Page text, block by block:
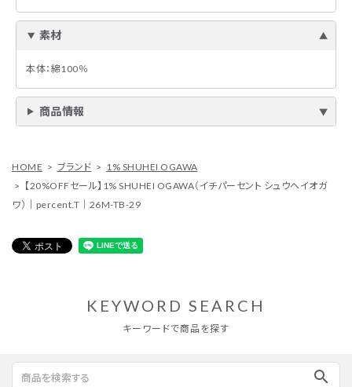
素材
本体：綿100％
商品情報
HOME ブランド
1% SHUHEI OGAWA
【20%OFFセール】1% SHUHEI OGAWA（イチパーセント シュウヘイオガ
ワ）｜percent.T｜26M-TB-29
KEYWORD SEARCH
キーワードで商品を探す
search